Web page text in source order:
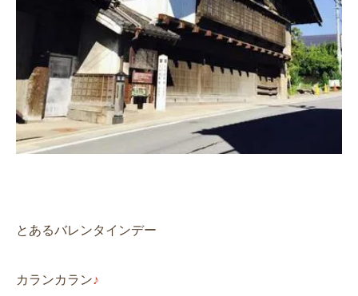
とあるバレンタインデー
カランカラン♪